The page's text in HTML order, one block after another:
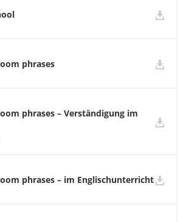
phrases
phrases – Verständigung im
phrases – im Englischunterricht